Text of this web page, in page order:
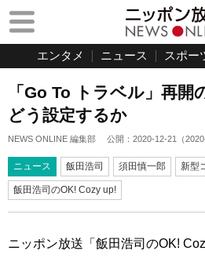
エンタメ ニュース スポー
「Go To トラベル」再開
どう設定するか
NEWS ONLINE 編集部 公開： 2020-12-21 （
ニュース 飯田浩司 須田慎一郎 新型
飯田浩司のOK! Cozy up!
ニッポン放送「飯田浩司のOK!